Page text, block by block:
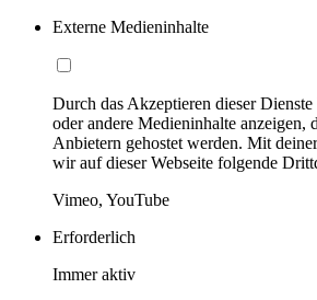
Externe Medieninhalte
Durch das Akzeptieren dieser
oder andere Medieninhalte anzeigen,
Anbietern gehostet werden. Mit
wir auf dieser Webseite folgende
Vimeo, YouTube
Erforderlich
Immer aktiv